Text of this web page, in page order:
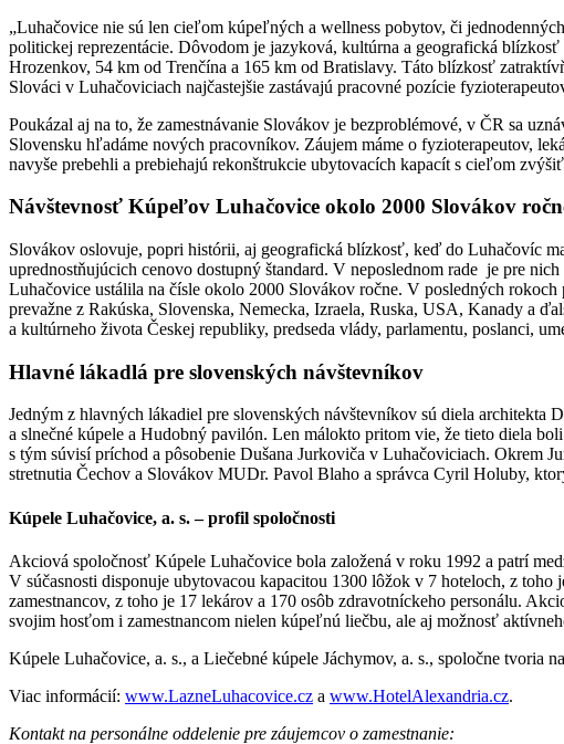
„Luhačovice nie sú len cieľom kúpeľných a wellness pobytov, či
politickej reprezentácie. Dôvodom je jazyková, kultúrna a geografická
Hrozenkov, 54 km od Trenčína a 165 km od Bratislavy. Táto blízkosť
Slováci v Luhačoviciach najčastejšie zastávajú pracovné pozície
Poukázal aj na to, že zamestnávanie Slovákov je bezproblémové, v ČR sa
Slovensku hľadáme nových pracovníkov. Záujem máme o fyzioterapeutov,
navyše prebehli a prebiehajú rekonštrukcie ubytovacích kapacít s cieľom
Návštevnosť Kúpeľov Luhačovice okolo 2000 Slovákov
Slovákov oslovuje, popri histórii, aj geografická blízkosť, keď do Luhačovíc
uprednostňujúcich cenovo dostupný štandard. V neposlednom rade je pre
Luhačovice ustálila na čísle okolo 2000 Slovákov ročne. V posledných
prevažne z Rakúska, Slovenska, Nemecka, Izraela, Ruska, USA, Kanady a
a kultúrneho života Českej republiky, predseda vlády, parlamentu, poslanci,
Hlavné lákadlá pre slovenských návštevníkov
Jedným z hlavných lákadiel pre slovenských návštevníkov sú diela architekta
a slnečné kúpele a Hudobný pavilón. Len málokto pritom vie, že tieto diela
s tým súvisí príchod a pôsobenie Dušana Jurkoviča v Luhačoviciach. Okrem
stretnutia Čechov a Slovákov MUDr. Pavol Blaho a správca Cyril Holuby,
Kúpele Luhačovice, a. s. – profil spoločnosti
Akciová spoločnosť Kúpele Luhačovice bola založená v roku 1992 a patrí
V súčasnosti disponuje ubytovacou kapacitou 1300 lôžok v 7 hoteloch, z
zamestnancov, z toho je 17 lekárov a 170 osôb zdravotníckeho personálu.
svojim hosťom i zamestnancom nielen kúpeľnú liečbu, ale aj možnosť
Kúpele Luhačovice, a. s., a Liečebné kúpele Jáchymov, a. s., spoločne tvoria
Viac informácií: www.LazneLuhacovice.cz a www.HotelAlexandria.cz.
Kontakt na personálne oddelenie pre záujemcov o zamestnanie: